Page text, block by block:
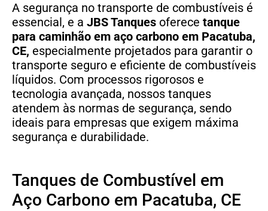
A segurança no transporte de combustíveis é
essencial, e a JBS Tanques oferece tanque
para caminhão em aço carbono em Pacatuba,
CE, especialmente projetados para garantir o
transporte seguro e eficiente de combustíveis
líquidos. Com processos rigorosos e
tecnologia avançada, nossos tanques
atendem às normas de segurança, sendo
ideais para empresas que exigem máxima
segurança e durabilidade.
Tanques de Combustível em
Aço Carbono em Pacatuba, CE